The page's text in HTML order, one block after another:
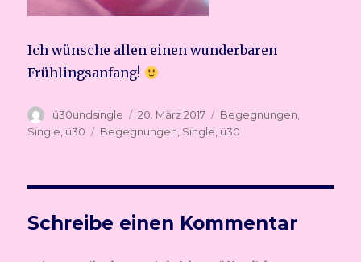
Ich wünsche allen einen wunderbaren
Frühlingsanfang!
Autor
ü30undsingle
Veröffentlicht
am
20. März 2017 Kategorien
Begegnungen,
Single, ü30 Schlagwörter
Begegnungen, Single, ü30
Schreibe einen Kommentar